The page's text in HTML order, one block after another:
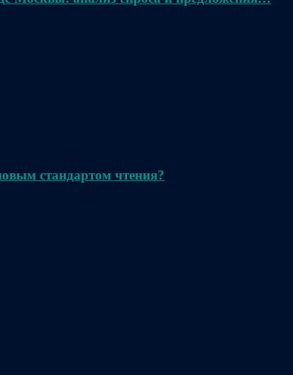
стандартом чтения?